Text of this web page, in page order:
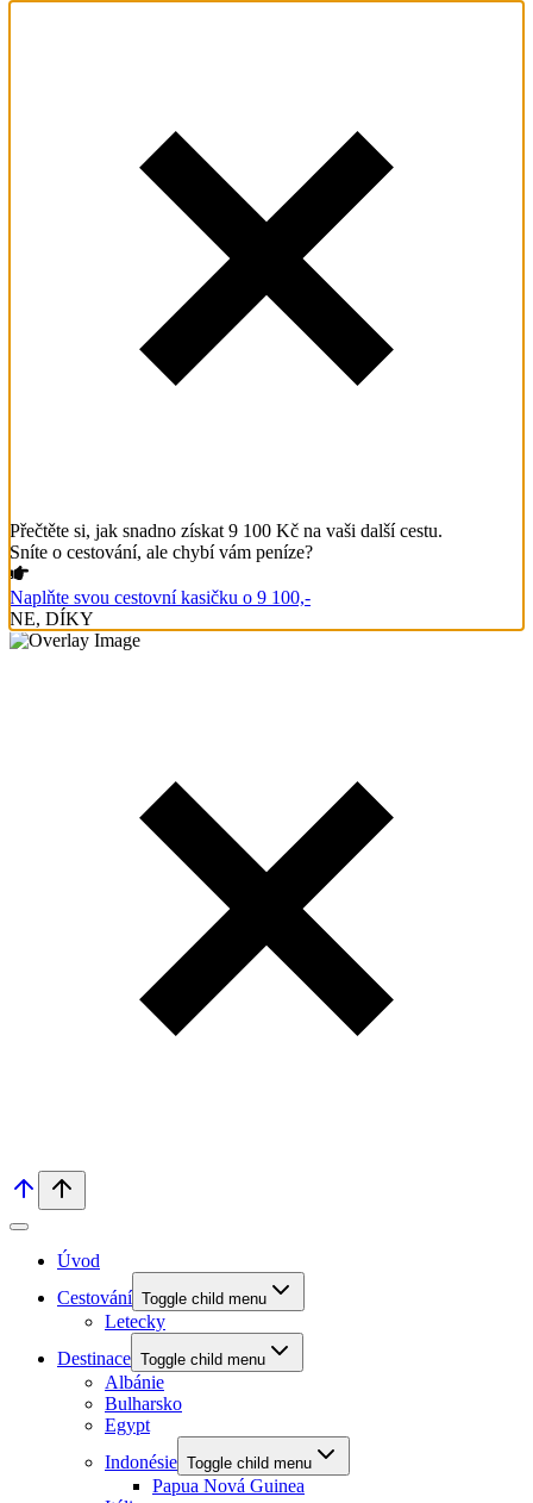
Přečtěte si, jak snadno získat 9 100 Kč na vaši další cestu.
Sníte o cestování, ale chybí vám peníze?
Naplňte svou cestovní kasičku o 9 100,-
NE, DÍKY
Úvod
Cestování Toggle child menu
Letecky
Destinace Toggle child menu
Albánie
Bulharsko
Egypt
Indonésie Toggle child menu
Papua Nová Guinea